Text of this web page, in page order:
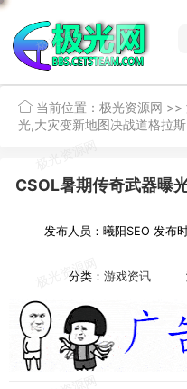
当前位置： 极光资源网 >>
光,大灾变新地图决战道格拉斯
CSOL暑期传奇武器曝
发布人员：曦阳SEO 发布
分类： 游戏资讯